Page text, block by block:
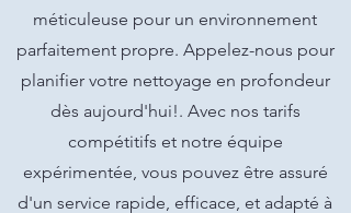
méticuleuse pour un environnement
parfaitement propre. Appelez-nous pour
planifier votre nettoyage en profondeur
dès aujourd'hui!. Avec nos tarifs
compétitifs et notre équipe
expérimentée, vous pouvez être assuré
d'un service rapide, efficace, et adapté à